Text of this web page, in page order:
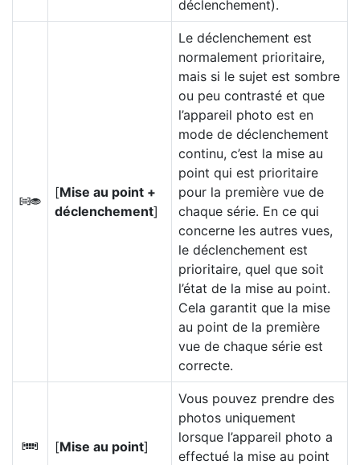
déclenchement).
B
[Mise au point +
déclenchement]
Le déclenchement est
normalement prioritaire,
mais si le sujet est sombre
ou peu contrasté et que
l’appareil photo est en
mode de déclenchement
continu, c’est la mise au
point qui est prioritaire
pour la première vue de
chaque série. En ce qui
concerne les autres vues,
le déclenchement est
prioritaire, quel que soit
l’état de la mise au point.
Cela garantit que la mise
au point de la première
vue de chaque série est
correcte.
F [Mise au point]
Vous pouvez prendre des
photos uniquement
lorsque l’appareil photo a
effectué la mise au point